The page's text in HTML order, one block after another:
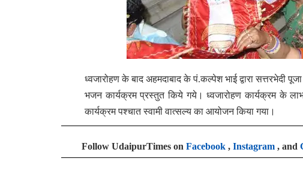
ध्वजारोहण के बाद अहमदाबाद के पं.कल्पेश भाई द्वारा सत्तरभेदी
भजन कार्यक्रम प्रस्तुत किये गये। ध्वजारोहण कार्यक्रम के
कार्यक्रम पश्चात स्वामी वात्सल्य का आयोजन किया गया।
Follow UdaipurTimes on Facebook , Instagram , and